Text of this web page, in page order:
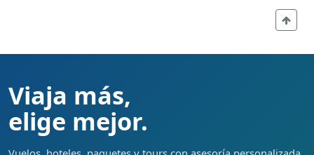
Viaja más,
elige mejor.